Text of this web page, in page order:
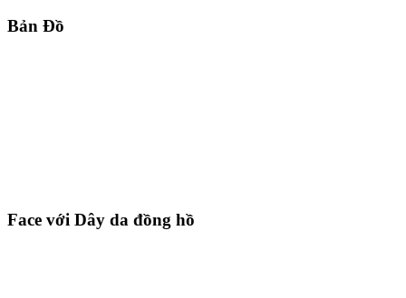
Bản Đồ
Face với Dây da đồng hồ